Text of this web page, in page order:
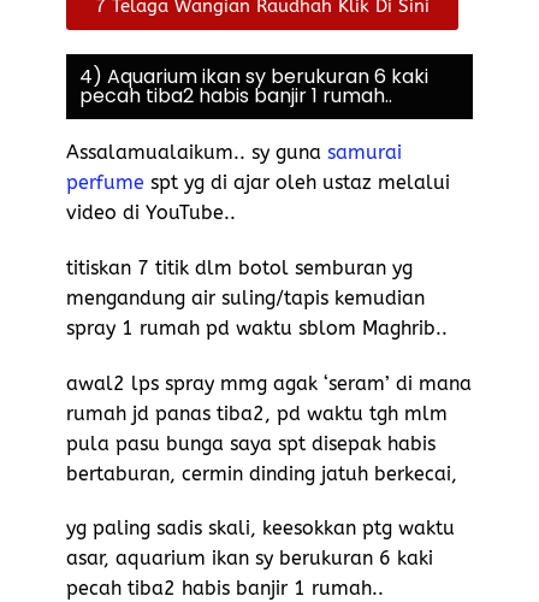
7 Telaga Wangian Raudhah Klik Di Sini
4) Aquarium ikan sy berukuran 6 kaki
pecah tiba2 habis banjir 1 rumah..
Assalamualaikum.. sy guna samurai
perfume spt yg di ajar oleh ustaz melalui
video di YouTube..
titiskan 7 titik dlm botol semburan yg
mengandung air suling/tapis kemudian
spray 1 rumah pd waktu sblom Maghrib..
awal2 lps spray mmg agak ‘seram’ di mana
rumah jd panas tiba2, pd waktu tgh mlm
pula pasu bunga saya spt disepak habis
bertaburan, cermin dinding jatuh berkecai,
yg paling sadis skali, keesokkan ptg waktu
asar, aquarium ikan sy berukuran 6 kaki
pecah tiba2 habis banjir 1 rumah..